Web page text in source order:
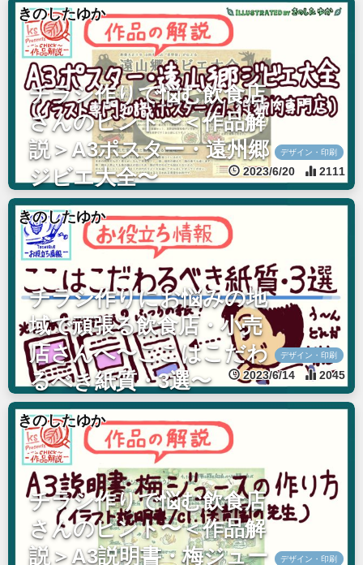
きのしたゆか
チラシ作りで悩む飲食店
さんのヒント〜＜作品解
説＞A3ポスター・遠州郷
ジビエ大全〜
デザイン・印刷
2023/6/20 2111
きのしたゆか
チラシ作りにお悩みの地
域で頑張る飲食店・小売
店さんへ〜ここはこだわ
るべき紙質・3選〜
デザイン・印刷
2023/6/14 2045
きのしたゆか
チラシ作りで悩む飲食店
さんのヒント〜＜作品解
説＞A3説明書・梅ジュー
デザイン・印刷